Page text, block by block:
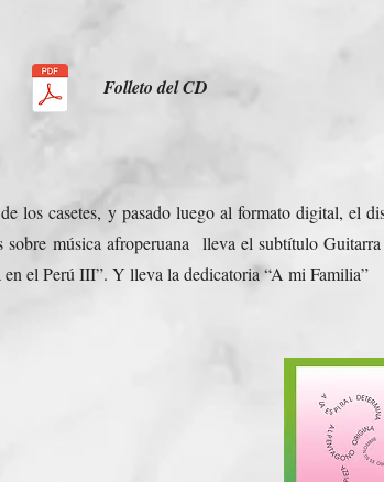
Folleto del CD
los casetes, y pasado luego al formato digital, el
sobre música afroperuana lleva el subtítulo
el Perú III”. Y lleva la dedicatoria “A mi Familia”